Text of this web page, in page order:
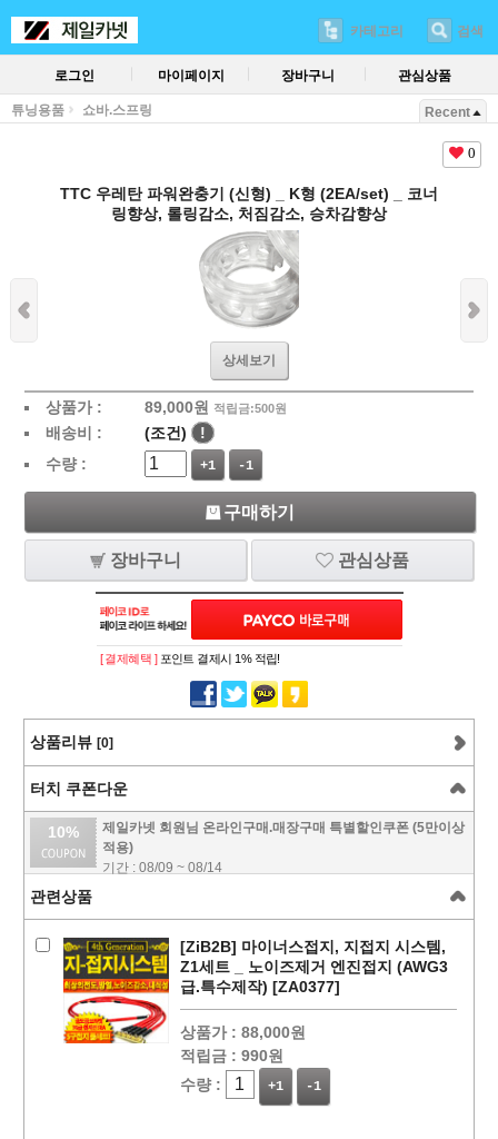
카테고리 검색
로그인 마이페이지 장바구니 관심상품
튜닝용품 쇼바.스프링 Recent
0
TTC 우레탄 파워완충기 (신형) _ K형 (2EA/set) _ 코너
링향상, 롤링감소, 처짐감소, 승차감향상
상세보기
상품가 : 89,000원 적립금:500원
배송비 : (조건)
!
수량 :
+1 -1
구매하기
장바구니 관심상품
[ 결제혜택 ] 포인트 결제시 1% 적립!
상품리뷰 [0]
터치 쿠폰다운
10%
제일카넷 회원님 온라인구매.매장구매 특별할인쿠폰 (5만이상
적용)
기간 : 08/09 ~ 08/14
관련상품
[ZiB2B] 마이너스접지, 지접지 시스템,
Z1세트 _ 노이즈제거 엔진접지 (AWG3
급.특수제작) [ZA0377]
상품가 : 88,000원
적립금 : 990원
수량 :
+1 -1